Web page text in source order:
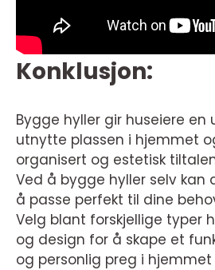
Konklusjon:
Bygge hyller gir huseiere en
utnytte plassen i hjemmet
organisert og estetisk
Ved å bygge hyller selv kan
å passe perfekt til dine
Velg blant forskjellige typer
og design for å skape et
og personlig preg i